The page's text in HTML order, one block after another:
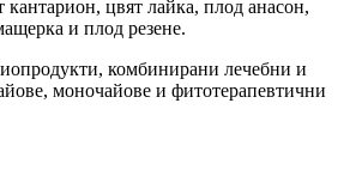
цвят лайка, плод анасон,
и плод резене.
комбинирани лечебни и
моночайове и фитотерапевтични